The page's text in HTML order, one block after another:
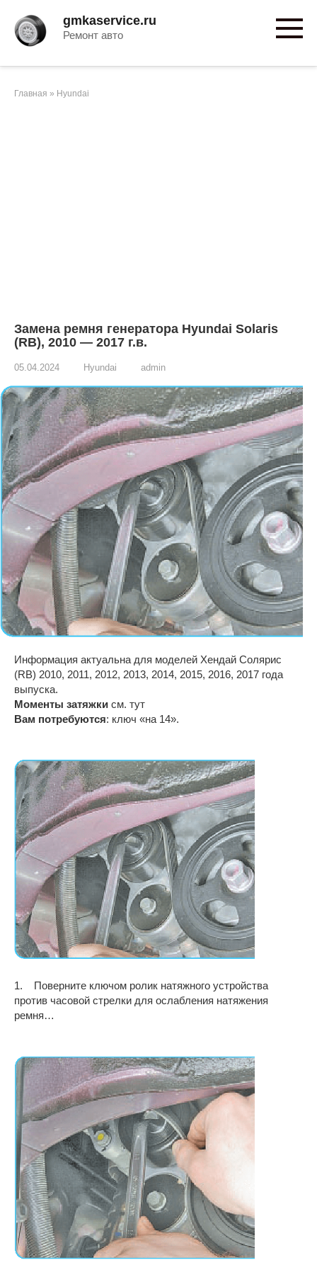
контенту
gmkaservice.ru
Ремонт авто
Главная » Hyundai
Замена ремня генератора Hyundai Solaris
(RB), 2010 — 2017 г.в.
05.04.2024 Hyundai admin
Информация актуальна для моделей Хендай Солярис
(RB) 2010, 2011, 2012, 2013, 2014, 2015, 2016, 2017 года
выпуска.
Моменты затяжки см. тут
Вам потребуются: ключ «на 14».
1. Поверните ключом ролик натяжного устройства
против часовой стрелки для ослабления натяжения
ремня…